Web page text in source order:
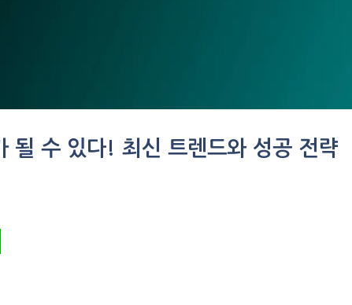
될 수 있다! 최신 트렌드와 성공 전략